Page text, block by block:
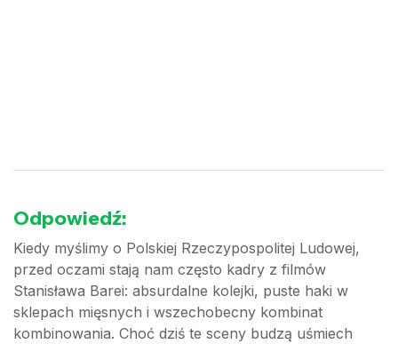
Odpowiedź:
Kiedy myślimy o Polskiej Rzeczypospolitej Ludowej,
przed oczami stają nam często kadry z filmów
Stanisława Barei: absurdalne kolejki, puste haki w
sklepach mięsnych i wszechobecny kombinat
kombinowania. Choć dziś te sceny budzą uśmiech